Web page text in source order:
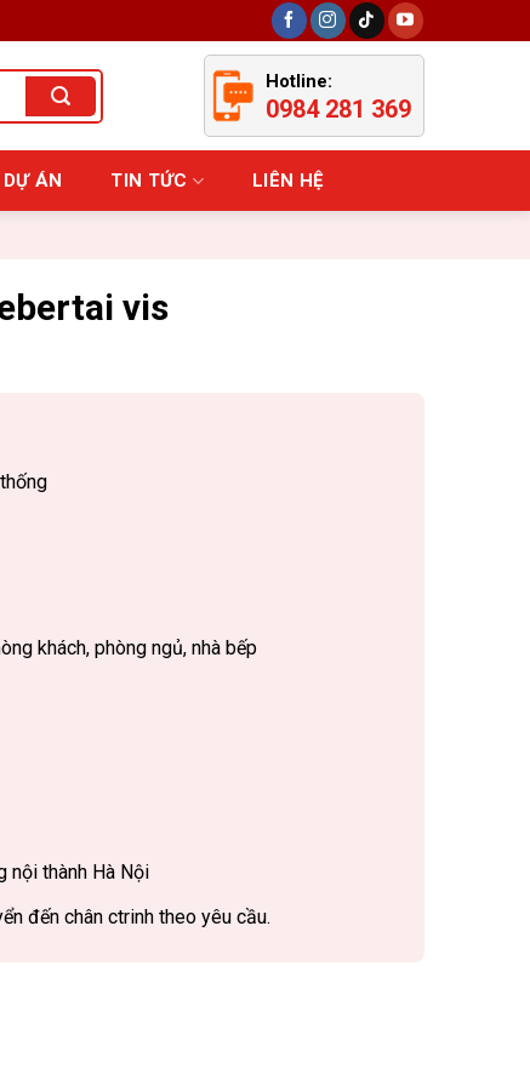
Hotline:
0984 281 369
ÁN TIN TỨC LIÊN HỆ
vis
khách, phòng ngủ, nhà bếp
nội thành Hà Nội
đến chân ctrinh theo yêu cầu.